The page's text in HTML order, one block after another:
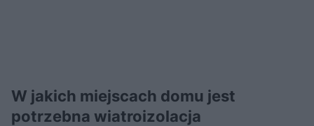
W jakich miejscach domu jest
potrzebna wiatroizolacja